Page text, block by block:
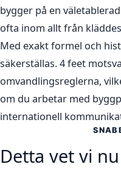
bygger på en
ofta inom allt från
Med exakt formel och
säkerställas. 4 feet
omvandlingsreglerna,
om du arbetar med
internationell
Detta vet vi nu